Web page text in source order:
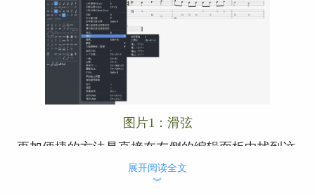
图片1：滑弦
更加便捷的方法是直接在左侧的编辑面板中找到这
六个滑音选项，点击即可添加，如图2，我们点击
其中的“连奏滑音”，添加至
展开阅读全文
︾